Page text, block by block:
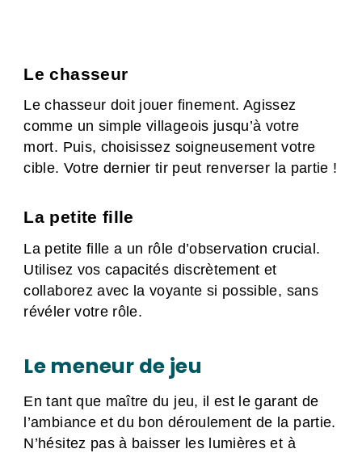
Le chasseur
Le chasseur doit jouer finement. Agissez
comme un simple villageois jusqu’à votre
mort. Puis, choisissez soigneusement votre
cible. Votre dernier tir peut renverser la partie !
La petite fille
La petite fille a un rôle d’observation crucial.
Utilisez vos capacités discrètement et
collaborez avec la voyante si possible, sans
révéler votre rôle.
Le meneur de jeu
En tant que maître du jeu, il est le garant de
l’ambiance et du bon déroulement de la partie.
N’hésitez pas à baisser les lumières et à